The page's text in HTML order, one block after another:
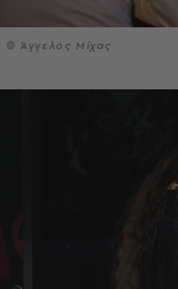
© Άγγελος Μίχας